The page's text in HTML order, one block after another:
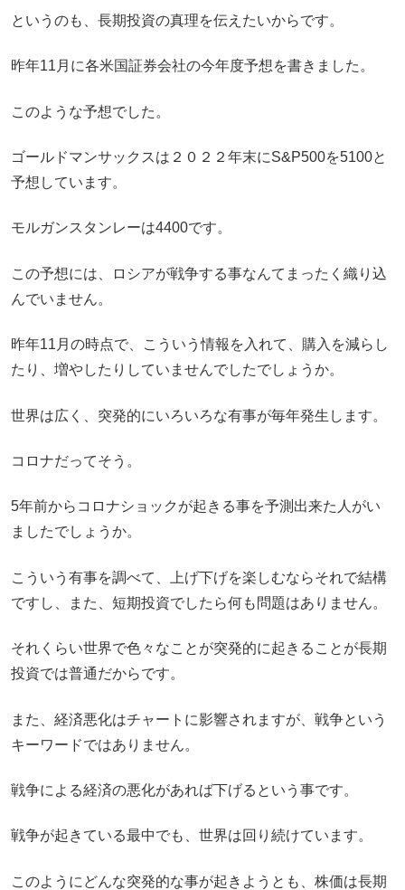
というのも、長期投資の真理を伝えたいからです。
昨年11月に各米国証券会社の今年度予想を書きました。
このような予想でした。
ゴールドマンサックスは２０２２年末にS&P500を5100と
予想しています。
モルガンスタンレーは4400です。
この予想には、ロシアが戦争する事なんてまったく織り込
んでいません。
昨年11月の時点で、こういう情報を入れて、購入を減らし
たり、増やしたりしていませんでしたでしょうか。
世界は広く、突発的にいろいろな有事が毎年発生します。
コロナだってそう。
5年前からコロナショックが起きる事を予測出来た人がい
ましたでしょうか。
こういう有事を調べて、上げ下げを楽しむならそれで結構
ですし、また、短期投資でしたら何も問題はありません。
それくらい世界で色々なことが突発的に起きることが長期
投資では普通だからです。
また、経済悪化はチャートに影響されますが、戦争という
キーワードではありません。
戦争による経済の悪化があれば下げるという事です。
戦争が起きている最中でも、世界は回り続けています。
このようにどんな突発的な事が起きようとも、株価は長期